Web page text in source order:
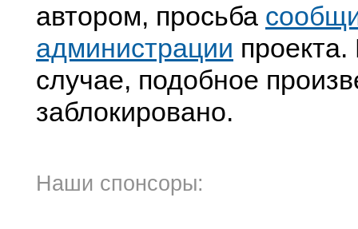
автором, просьба
администрации
случае, подобное
заблокировано.
Наши спонсоры: